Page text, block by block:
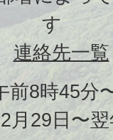
す
連絡先一覧
前8時45分
月29日〜